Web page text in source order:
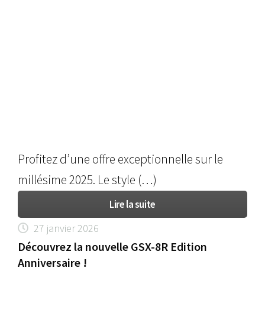
Profitez d’une offre exceptionnelle sur le
millésime 2025. Le style (…)
Lire la suite
27 janvier 2026
Découvrez la nouvelle GSX-8R Edition
Anniversaire !